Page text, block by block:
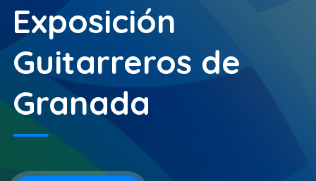
Exposición
Guitarreros de
Granada